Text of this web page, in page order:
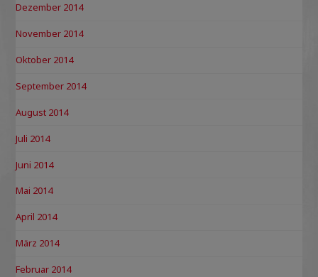
Dezember 2014
November 2014
Oktober 2014
September 2014
August 2014
Juli 2014
Juni 2014
Mai 2014
April 2014
März 2014
Februar 2014